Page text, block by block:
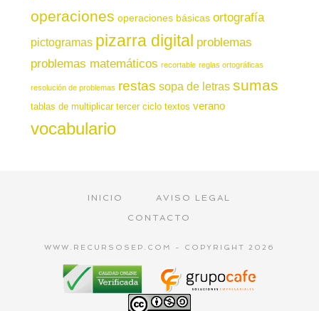
operaciones operaciones básicas ortografía
pictogramas pizarra digital problemas
problemas matemáticos recortable reglas ortográficas
resolución de problemas restas sopa de letras sumas
tablas de multiplicar tercer ciclo textos verano
vocabulario
INICIO
AVISO LEGAL
CONTACTO
WWW.RECURSOSEP.COM - COPYRIGHT 2026